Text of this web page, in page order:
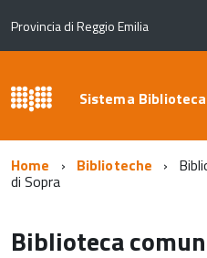
Provincia di Reggio Emilia
Sistema
Home Biblioteche
di Sopra
Biblioteca